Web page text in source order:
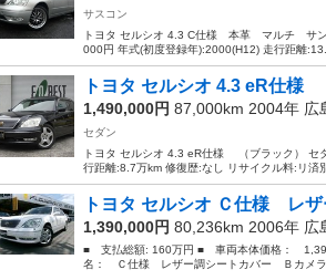
サスコン
トヨタ セルシオ 4.3 C仕様 本革 マルチ サン
000円 年式(初度登録年):2000(H12) 走行距離
トヨタ セルシオ 4.3 eR仕様
1,490,000円 87,000km 2004年 広
セダン
トヨタ セルシオ 4.3 eR仕様 （ブラック） セ
行距離:8.7万km 修復歴:なし リサイクル料:リ済
トヨタ セルシオ Ｃ仕様 レ
1,390,000円 80,236km 2006年 広
■ 支払総額: 160万円 ■ 車両本体価格：
名： Ｃ仕様 レザー調シートカバー Ｂカメ